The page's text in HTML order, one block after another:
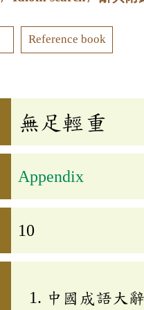
Reference book
無足輕重
Appendix
10
中國成語大